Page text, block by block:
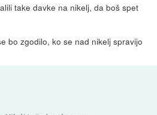
take davke na nikelj, da boš spet
bo zgodilo, ko se nad nikelj spravijo